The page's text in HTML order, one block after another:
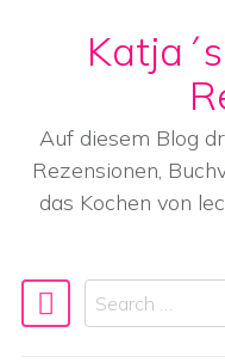
Skip to content
Auf diesem Blog
Rezensionen,
das Kochen von
Main
Search